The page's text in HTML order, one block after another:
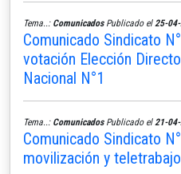
Tema..: ComunicadosPublicado el 25-
Comunicado Sindicato
votación Elección
Nacional N°1
Tema..: ComunicadosPublicado el 21-
Comunicado Sindicato
movilización y teletrabajo